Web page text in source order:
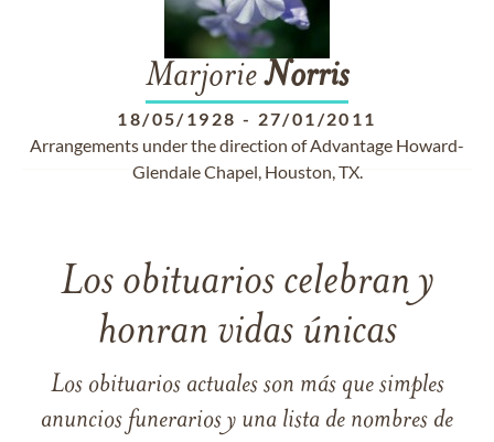
MarjorieNorris
18/05/1928 - 27/01/2011
Arrangements under the direction of Advantage Howard-
Glendale Chapel, Houston, TX.
Los obituarios celebran y
honran vidas únicas
Los obituarios actuales son más que simples
anuncios funerarios y una lista de nombres de